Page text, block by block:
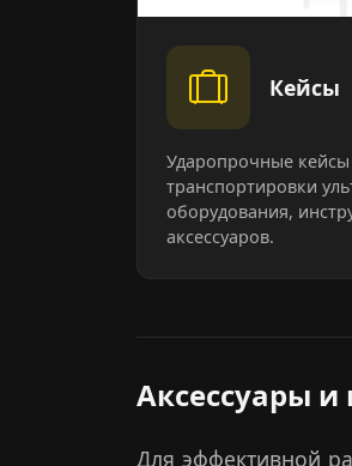
Кейсы
Ударопрочные кейсы
транспортировки
оборудования,
аксессуаров.
Аксессуары
Для эффективной